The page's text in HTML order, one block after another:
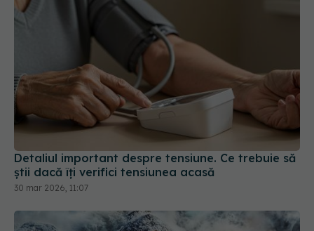
Detaliul important despre tensiune. Ce trebuie să
știi dacă îți verifici tensiunea acasă